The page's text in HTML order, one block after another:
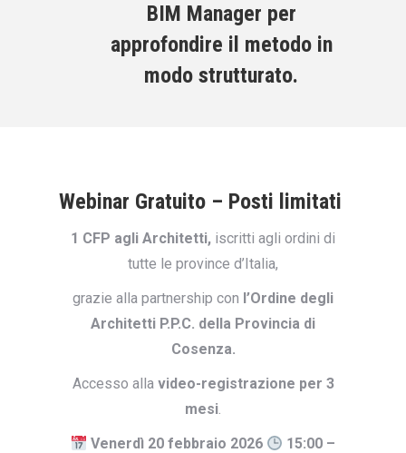
BIM Manager per
approfondire il metodo in
modo strutturato.
Webinar Gratuito – Posti limitati
1 CFP agli Architetti, iscritti agli ordini di
tutte le province d’Italia,
grazie alla partnership con l’Ordine degli
Architetti P.P.C. della Provincia di
Cosenza.
Accesso alla video-registrazione per 3
mesi.
Venerdì 20 febbraio 2026
15:00 –